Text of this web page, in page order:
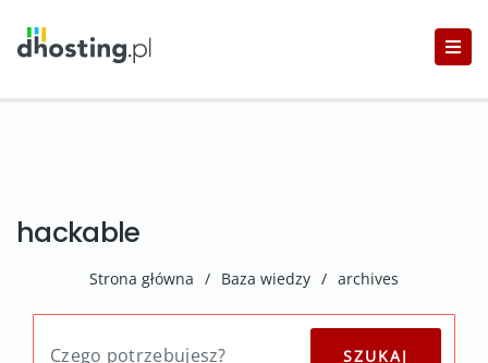
hackable
Strona główna / Baza wiedzy / archives